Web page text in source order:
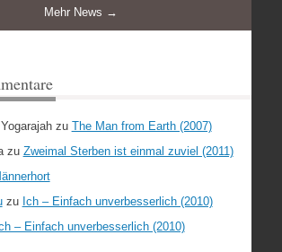
Mehr News →
zu The Man from Earth (2007)
zu Zweimal Sterben ist einmal zuviel (2011)
zu Ich – Einfach unverbesserlich (2010)
– Einfach unverbesserlich (2010)